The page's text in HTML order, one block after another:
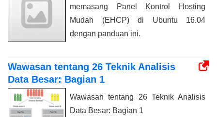
memasang Panel Kontrol Hosting
Mudah (EHCP) di Ubuntu 16.04
dengan panduan ini.
Wawasan tentang 26 Teknik Analisis
Data Besar: Bagian 1
Wawasan tentang 26 Teknik Analisis
Data Besar: Bagian 1